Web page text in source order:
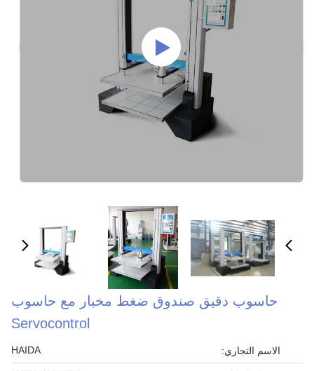
حاسوب دقيق صندوق ضغط مخبار مع حاسوب
Servocontrol
الاسم التجاري: HAIDA